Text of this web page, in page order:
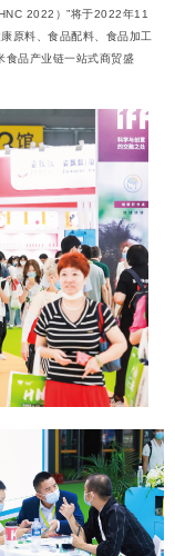
2022）”将于2022年11
原料、食品配料、食品加工
食品产业链一站式商贸盛